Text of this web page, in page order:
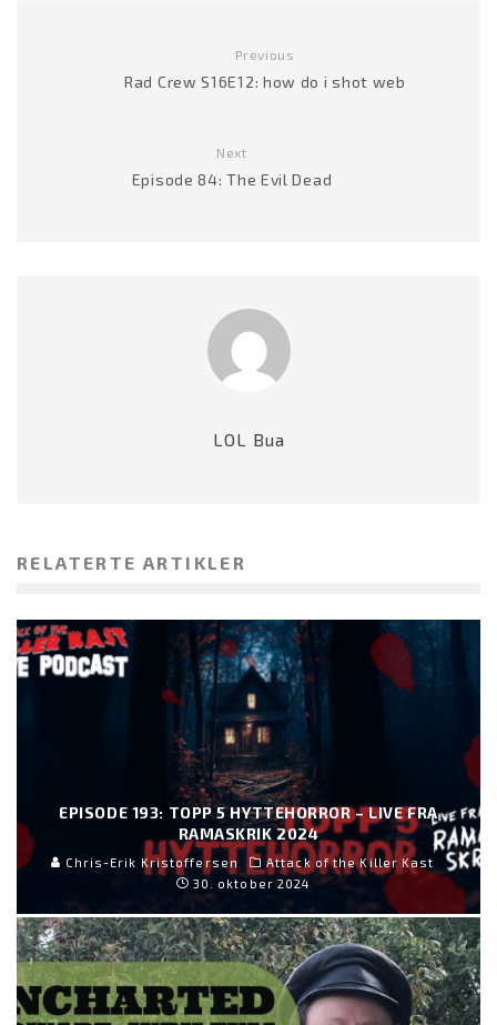
Previous
Rad Crew S16E12: how do i shot web
Next
Episode 84: The Evil Dead
LOL Bua
RELATERTE ARTIKLER
EPISODE 193: TOPP 5 HYTTEHORROR – LIVE FRA
RAMASKRIK 2024
Chris-Erik Kristoffersen
Attack of the Killer Kast
30. oktober 2024